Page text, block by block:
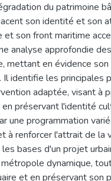
du patrimoine
son identité et son
son front maritime
analyse approfondie
mettant en évidence
identifie les principales
adaptée, visant à
préservant l'identité
une programmation
à renforcer l'attrait de la
bases d'un projet
dynamique,
et en préservant son